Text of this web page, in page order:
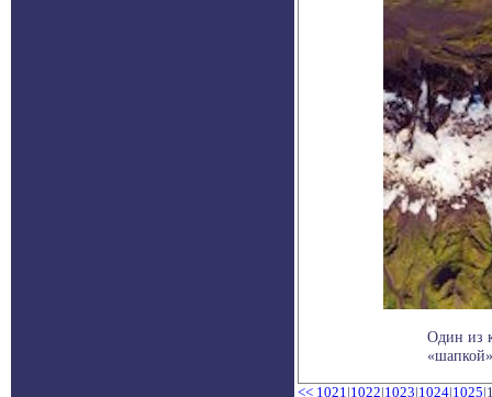
Один из
<< 1021|1022|1023|1024|1025